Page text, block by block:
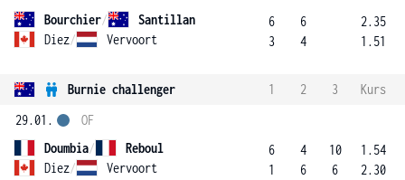
Bourchier/
Santillan
Diez/ Vervoort
6
3
6
4
2.35
1.51
Burnie challenger 1 2 3
Kurs
29.01.
Doumbia/
Reboul
Diez/ Vervoort
OF
6
1
4
6
10
6
1.54
2.30